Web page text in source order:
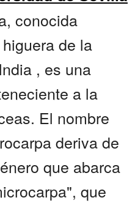
conocida
de la
, es una
a la
El nombre
deriva de
que abarca
que